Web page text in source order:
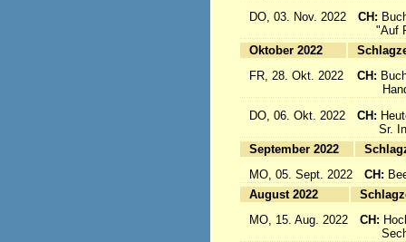
DO, 03. Nov. 2022
CH:
"Auf
Oktober 2022
FR, 28. Okt. 2022
CH:
DO, 06. Okt. 2022
CH:
Sr.
September 2022
MO, 05. Sept. 2022
CH:
August 2022
MO, 15. Aug. 2022
CH: